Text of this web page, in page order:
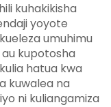
kuhakikisha
yoyote
umuhimu
kupotosha
hatua kwa
kuwalea na
ni kuliangamiza